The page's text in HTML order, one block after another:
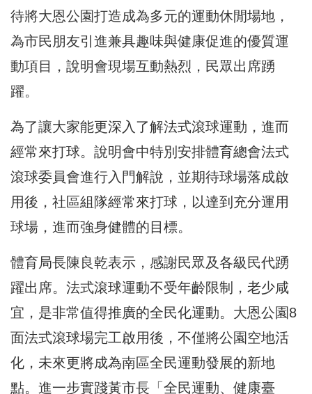
待將大恩公園打造成為多元的運動休閒場地，
為市民朋友引進兼具趣味與健康促進的優質運
動項目，說明會現場互動熱烈，民眾出席踴
躍。
為了讓大家能更深入了解法式滾球運動，進而
經常來打球。說明會中特別安排體育總會法式
滾球委員會進行入門解說，並期待球場落成啟
用後，社區組隊經常來打球，以達到充分運用
球場，進而強身健體的目標。
體育局長陳良乾表示，感謝民眾及各級民代踴
躍出席。法式滾球運動不受年齡限制，老少咸
宜，是非常值得推廣的全民化運動。大恩公園8
面法式滾球場完工啟用後，不僅將公園空地活
化，未來更將成為南區全民運動發展的新地
點。進一步實踐黃市長「全民運動、健康臺